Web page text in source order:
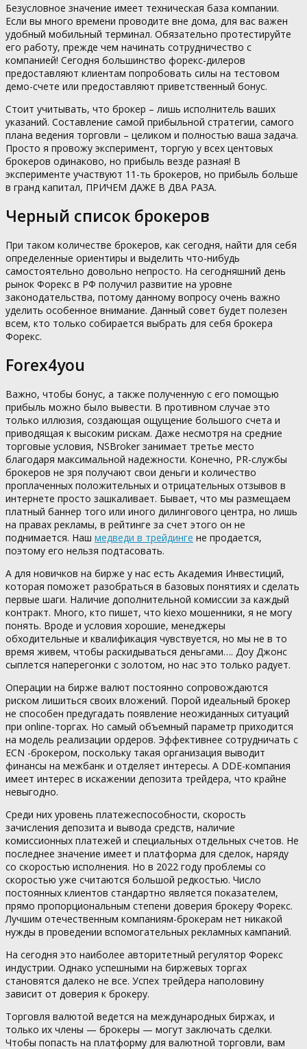
Безусловное значение имеет техническая база компании.
Если вы много времени проводите вне дома, для вас важен
удобный мобильный терминал. Обязательно протестируйте
его работу, прежде чем начинать сотрудничество с
компанией! Сегодня большинство форекс-дилеров
предоставляют клиентам попробовать силы на тестовом
демо-счете или предоставляют приветственный бонус.
Стоит учитывать, что брокер – лишь исполнитель ваших
указаний. Составление самой прибыльной стратегии, самого
плана ведения торговли – целиком и полностью ваша задача.
Просто я провожу эксперимент, торгую у всех центовых
брокеров одинаково, но прибыль везде разная! В
эксперименте участвуют 11-ть брокеров, но прибыль больше
в гранд капитал, ПРИЧЕМ ДАЖЕ В ДВА РАЗА.
Черный список брокеров
При таком количестве брокеров, как сегодня, найти для себя
определенные ориентиры и выделить что-нибудь
самостоятельно довольно непросто. На сегодняшний день
рынок Форекс в РФ получил развитие на уровне
законодательства, потому данному вопросу очень важно
уделить особенное внимание. Данный совет будет полезен
всем, кто только собирается выбрать для себя брокера
Форекс.
Forex4you
Важно, чтобы бонус, а также полученную с его помощью
прибыль можно было вывести. В противном случае это
только иллюзия, создающая ощущение большого счета и
приводящая к высоким рискам. Даже несмотря на средние
торговые условия, NSBroker занимает третье место
благодаря максимальной надежности. Конечно, PR-службы
брокеров не зря получают свои деньги и количество
проплаченных положительных и отрицательных отзывов в
интернете просто зашкаливает. Бывает, что мы размещаем
платный баннер того или иного дилингового центра, но лишь
на правах рекламы, в рейтинге за счет этого он не
поднимается. Наш медведи в трейдинге не продается,
поэтому его нельзя подтасовать.
А для новичков на бирже у нас есть Академия Инвестиций,
которая поможет разобраться в базовых понятиях и сделать
первые шаги. Наличие дополнительной комиссии за каждый
контракт. Много, кто пишет, что kiexo мошенники, я не могу
понять. Вроде и условия хорошие, менеджеры
обходительные и квалификация чувствуется, но мы не в то
время живем, чтобы раскидываться деньгами…. Доу Джонс
сыплется наперегонки с золотом, но нас это только радует.
Операции на бирже валют постоянно сопровождаются
риском лишиться своих вложений. Порой идеальный брокер
не способен предугадать появление неожиданных ситуаций
при online-торгах. Но самый объемный параметр приходится
на модель реализации ордеров. Эффективнее сотрудничать с
ECN -брокером, поскольку такая организация выводит
финансы на межбанк и отделяет интересы. А DDE-компания
имеет интерес в искажении депозита трейдера, что крайне
невыгодно.
Среди них уровень платежеспособности, скорость
зачисления депозита и вывода средств, наличие
комиссионных платежей и специальных отдельных счетов. Не
последнее значение имеет и платформа для сделок, наряду
со скоростью исполнения. Но в 2022 году проблемы со
скоростью уже считаются большой редкостью. Число
постоянных клиентов стандартно является показателем,
прямо пропорциональным степени доверия брокеру Форекс.
Лучшим отечественным компаниям-брокерам нет никакой
нужды в проведении вспомогательных рекламных кампаний.
На сегодня это наиболее авторитетный регулятор Форекс
индустрии. Однако успешными на биржевых торгах
становятся далеко не все. Успех трейдера наполовину
зависит от доверия к брокеру.
Торговля валютой ведется на международных биржах, и
только их члены — брокеры — могут заключать сделки.
Чтобы попасть на платформу для валютной торговли, вам